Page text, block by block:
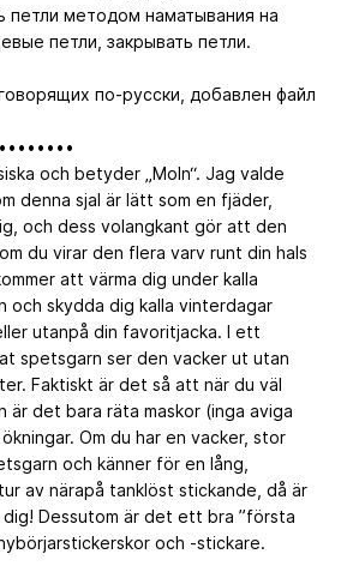
петли методом наматывания на
петли, закрывать петли.
по-русски, добавлен файл
och betyder „Moln“. Jag valde
denna sjal är lätt som en fjäder,
och dess volangkant gör att den
du virar den flera varv runt din hals
att värma dig under kalla
och skydda dig kalla vinterdagar
utanpå din favoritjacka. I ett
spetsgarn ser den vacker ut utan
Faktiskt är det så att när du väl
är det bara räta maskor (inga aviga
Om du har en vacker, stor
och känner för en lång,
av närapå tanklöst stickande, då är
Dessutom är det ett bra ”första
och -stickare.